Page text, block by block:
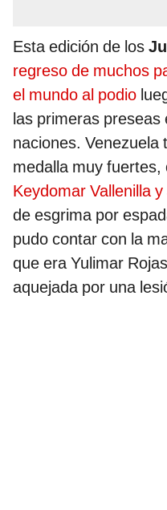
Esta edición de los
regreso de muchos
el mundo al podio
las primeras preseas
naciones. Venezuela
medalla muy fuertes,
Keydomar Vallenilla
de esgrima por
pudo contar con la
que era Yulimar
aquejada por una